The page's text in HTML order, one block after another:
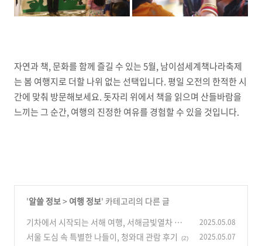
자연과 책, 문화를 함께 즐길 수 있는 5월, 남이섬세계책나라축제
는 봄 여행지로 더할 나위 없는 선택입니다. 평일 오전의 한적한 시
간에 맞춰 방문해보세요. 돗자리 위에서 책을 읽으며 산들바람을
느끼는 그 순간, 여행의 진정한 여유를 경험할 수 있을 것입니다.
'알쓸 정보> 여행 정보' 카테고리의 다른 글
기차에서 시작되는 서해 여행, 서해금빛열차 후
기
(0)
2025.05.08
서울 도심 속 특별한 나들이, 청와대 관람 후기 (2) 2025.05.07